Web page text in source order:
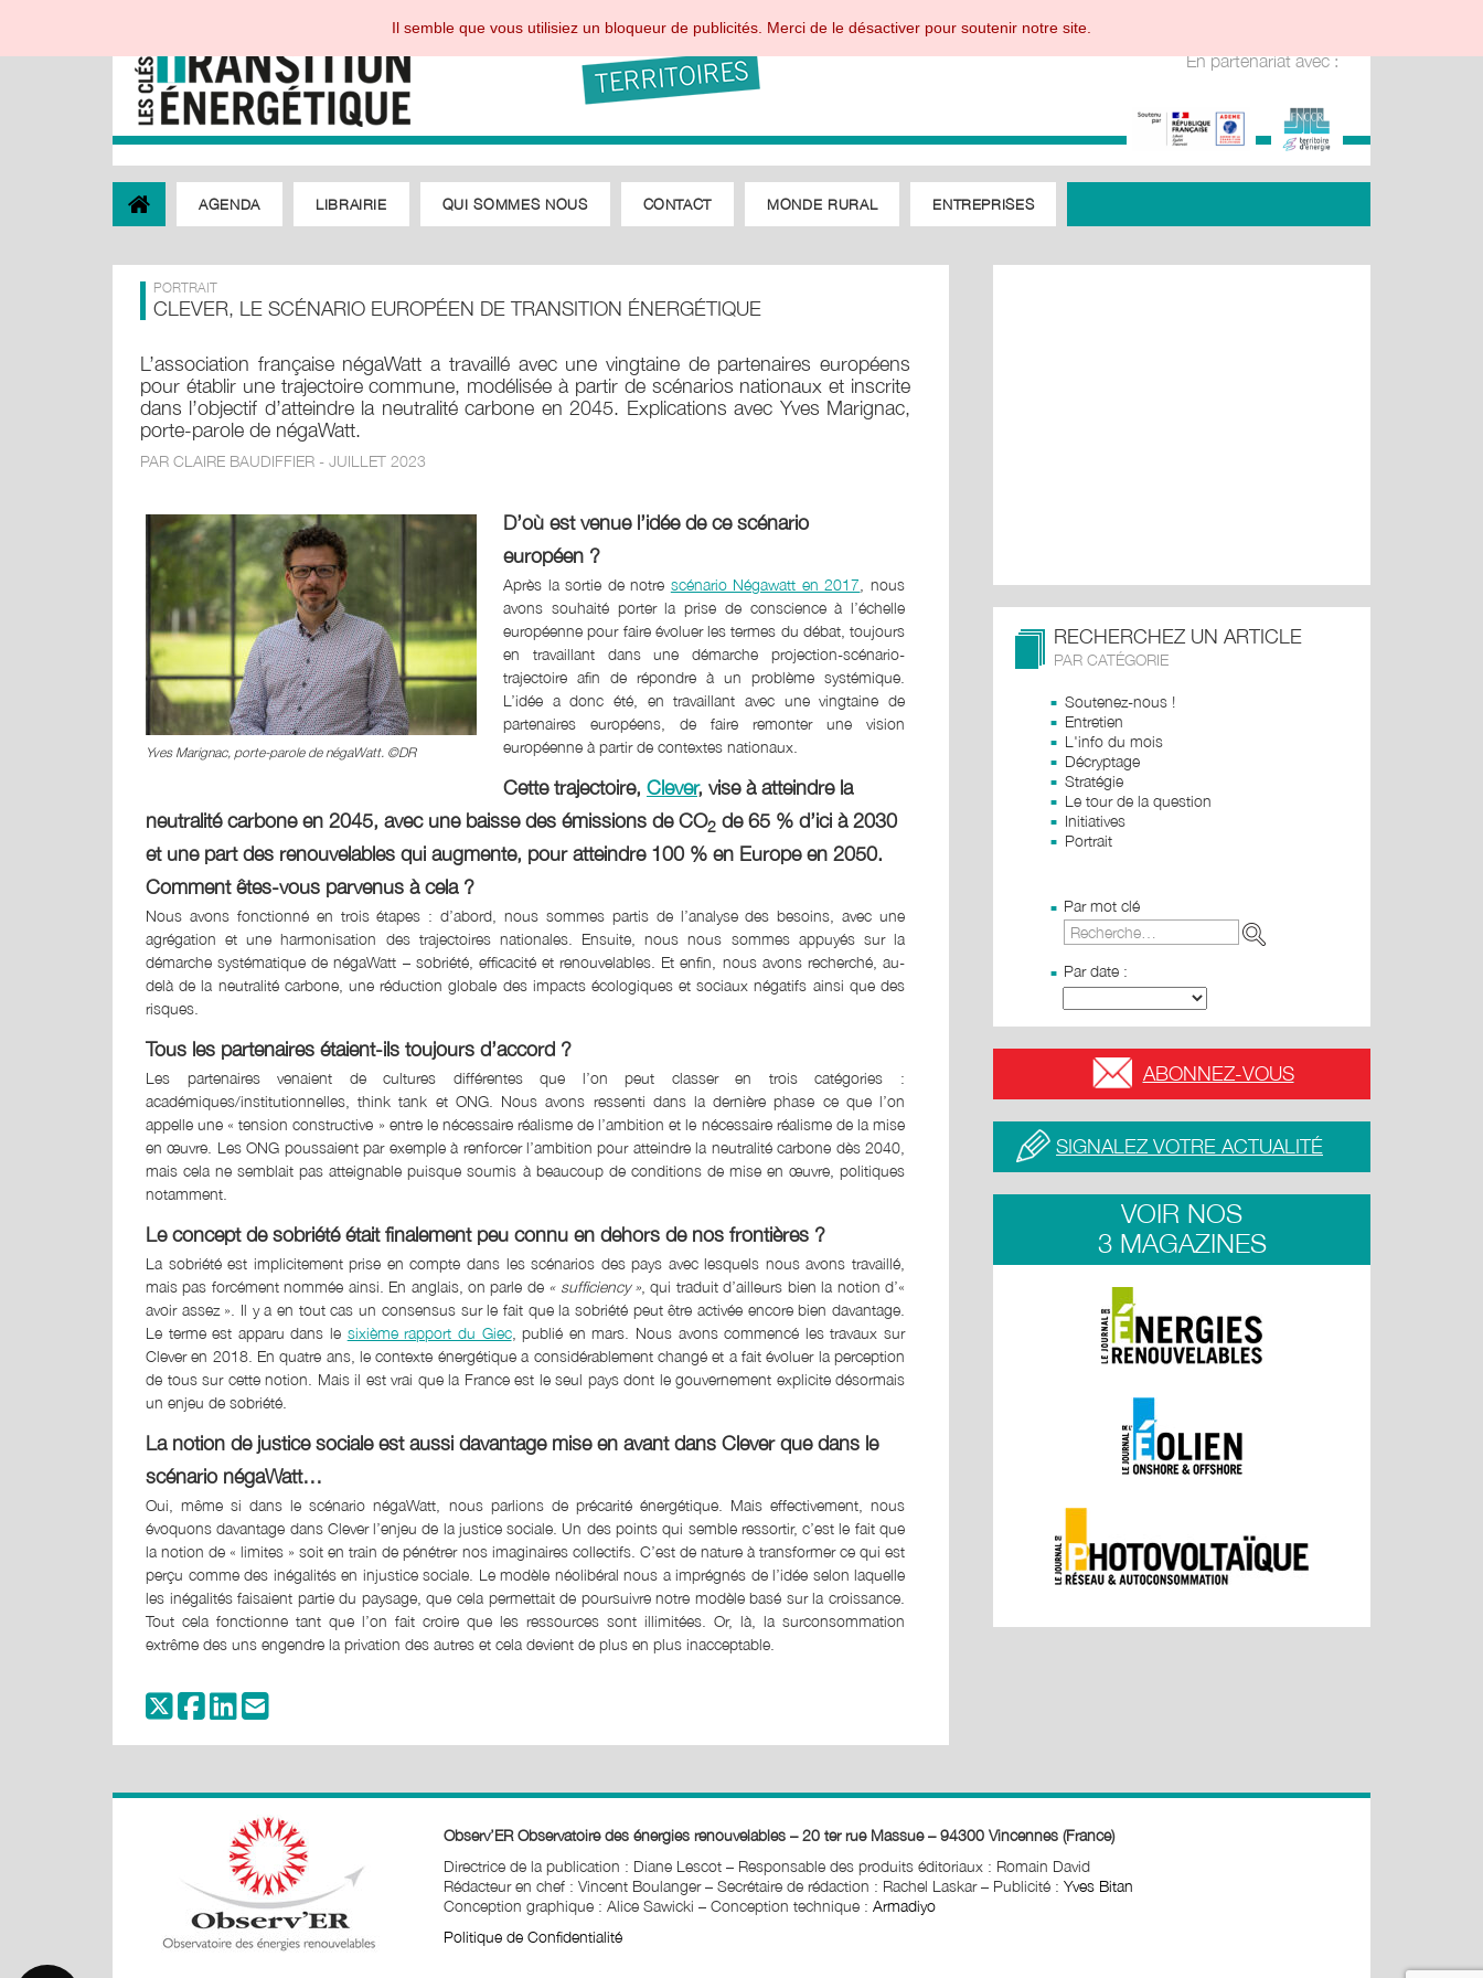
En partenariat avec :
AGENDA LIBRAIRIE QUI SOMMES NOUS CONTACT MONDE RURAL ENTREPRISES
PORTRAIT
CLEVER, LE SCÉNARIO EUROPÉEN DE TRANSITION ÉNERGÉTIQUE
L’association française négaWatt a travaillé avec une vingtaine de partenaires européens
pour établir une trajectoire commune, modélisée à partir de scénarios nationaux et inscrite
dans l’objectif d’atteindre la neutralité carbone en 2045. Explications avec Yves Marignac,
porte-parole de négaWatt.
PAR CLAIRE BAUDIFFIER - JUILLET 2023
Yves Marignac, porte-parole de négaWatt. ©DR
D’où est venue l’idée de ce scénario
européen ?
Après la sortie de notre scénario Négawatt en 2017 , nous
avons souhaité porter la prise de conscience à l’échelle
européenne pour faire évoluer les termes du débat, toujours
en travaillant dans une démarche projection-scénario-
trajectoire afin de répondre à un problème systémique.
L’idée a donc été, en travaillant avec une vingtaine de
partenaires européens, de faire remonter une vision
européenne à partir de contextes nationaux.
Cette trajectoire, Clever, vise à atteindre la
neutralité carbone en 2045, avec une baisse des émissions de CO2 de 65 % d’ici à 2030
et une part des renouvelables qui augmente, pour atteindre 100 % en Europe en 2050.
Comment êtes-vous parvenus à cela ?
Nous avons fonctionné en trois étapes : d’abord, nous sommes partis de l’analyse des besoins, avec une
agrégation et une harmonisation des trajectoires nationales. Ensuite, nous nous sommes appuyés sur la
démarche systématique de négaWatt – sobriété, efficacité et renouvelables. Et enfin, nous avons recherché, au-
delà de la neutralité carbone, une réduction globale des impacts écologiques et sociaux négatifs ainsi que des
risques.
Tous les partenaires étaient-ils toujours d’accord ?
Les partenaires venaient de cultures différentes que l’on peut classer en trois catégories :
académiques/institutionnelles, think tank et ONG. Nous avons ressenti dans la dernière phase ce que l’on
appelle une « tension constructive » entre le nécessaire réalisme de l’ambition et le nécessaire réalisme de la mise
en œuvre. Les ONG poussaient par exemple à renforcer l’ambition pour atteindre la neutralité carbone dès 2040,
mais cela ne semblait pas atteignable puisque soumis à beaucoup de conditions de mise en œuvre, politiques
notamment.
Le concept de sobriété était finalement peu connu en dehors de nos frontières ?
La sobriété est implicitement prise en compte dans les scénarios des pays avec lesquels nous avons travaillé,
mais pas forcément nommée ainsi. En anglais, on parle de « sufficiency » , qui traduit d’ailleurs bien la notion d’«
avoir assez ». Il y a en tout cas un consensus sur le fait que la sobriété peut être activée encore bien davantage.
Le terme est apparu dans le sixième rapport du Giec, publié en mars. Nous avons commencé les travaux sur
Clever en 2018. En quatre ans, le contexte énergétique a considérablement changé et a fait évoluer la perception
de tous sur cette notion. Mais il est vrai que la France est le seul pays dont le gouvernement explicite désormais
un enjeu de sobriété.
La notion de justice sociale est aussi davantage mise en avant dans Clever que dans le
scénario négaWatt…
Oui, même si dans le scénario négaWatt, nous parlions de précarité énergétique. Mais effectivement, nous
évoquons davantage dans Clever l’enjeu de la justice sociale. Un des points qui semble ressortir, c’est le fait que
la notion de « limites » soit en train de pénétrer nos imaginaires collectifs. C’est de nature à transformer ce qui est
perçu comme des inégalités en injustice sociale. Le modèle néolibéral nous a imprégnés de l’idée selon laquelle
les inégalités faisaient partie du paysage, que cela permettait de poursuivre notre modèle basé sur la croissance.
Tout cela fonctionne tant que l’on fait croire que les ressources sont illimitées. Or, là, la surconsommation
extrême des uns engendre la privation des autres et cela devient de plus en plus inacceptable.
RECHERCHEZ UN ARTICLE
PAR CATÉGORIE
Soutenez-nous !
Entretien
L'info du mois
Décryptage
Stratégie
Le tour de la question
Initiatives
Portrait
Par mot clé
Par date :
ABONNEZ-VOUS
SIGNALEZ VOTRE ACTUALITÉ
VOIR NOS
3 MAGAZINES
Observ’ER Observatoire des énergies renouvelables – 20 ter rue Massue – 94300 Vincennes (France)
Directrice de la publication : Diane Lescot – Responsable des produits éditoriaux : Romain David
Rédacteur en chef : Vincent Boulanger – Secrétaire de rédaction : Rachel Laskar– Publicité : Yves Bitan
Conception graphique : Alice Sawicki – Conception technique : Armadiyo
Politique de Confidentialité
Il semble que vous utilisiez un bloqueur de publicités. Merci de le désactiver pour soutenir notre site.